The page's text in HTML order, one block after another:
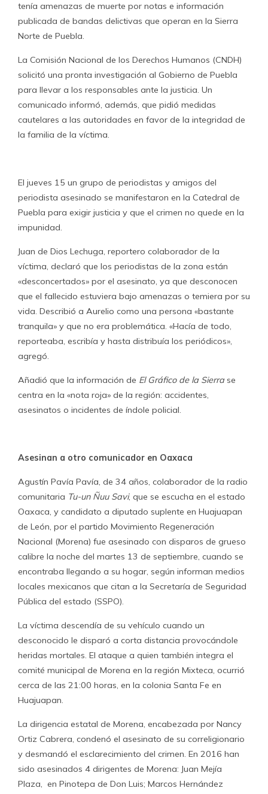
tenía amenazas de muerte por notas e información
publicada de bandas delictivas que operan en la Sierra
Norte de Puebla.
La Comisión Nacional de los Derechos Humanos (CNDH)
solicitó una pronta investigación al Gobierno de Puebla
para llevar a los responsables ante la justicia. Un
comunicado informó, además, que pidió medidas
cautelares a las autoridades en favor de la integridad de
la familia de la víctima.
El jueves 15 un grupo de periodistas y amigos del
periodista asesinado se manifestaron en la Catedral de
Puebla para exigir justicia y que el crimen no quede en la
impunidad.
Juan de Dios Lechuga, reportero colaborador de la
víctima, declaró que los periodistas de la zona están
«desconcertados» por el asesinato, ya que desconocen
que el fallecido estuviera bajo amenazas o temiera por su
vida. Describió a Aurelio como una persona «bastante
tranquila» y que no era problemática. «Hacía de todo,
reporteaba, escribía y hasta distribuía los periódicos»,
agregó.
Añadió que la información de El Gráfico de la Sierrase
centra en la «nota roja» de la región: accidentes,
asesinatos o incidentes de índole policial.
Asesinan a otro comunicador en Oaxaca
Agustín Pavía Pavía, de 34 años, colaborador de la radio
comunitaria Tu-un Ñuu Savi, que se escucha en el estado
Oaxaca, y candidato a diputado suplente en Huajuapan
de León, por el partido Movimiento Regeneración
Nacional (Morena) fue asesinado con disparos de grueso
calibre la noche del martes 13 de septiembre, cuando se
encontraba llegando a su hogar, según informan medios
locales mexicanos que citan a la Secretaría de Seguridad
Pública del estado (SSPO).
La víctima descendía de su vehículo cuando un
desconocido le disparó a corta distancia provocándole
heridas mortales. El ataque a quien también integra el
comité municipal de Morena en la región Mixteca, ocurrió
cerca de las 21:00 horas, en la colonia Santa Fe en
Huajuapan.
La dirigencia estatal de Morena, encabezada por Nancy
Ortiz Cabrera, condenó el asesinato de su correligionario
y desmandó el esclarecimiento del crimen. En 2016 han
sido asesinados 4 dirigentes de Morena: Juan Mejía
Plaza, en Pinotepa de Don Luis; Marcos Hernández